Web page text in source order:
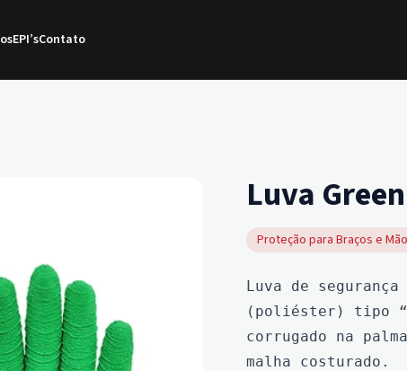
EPI’sContato
Luva
Proteção para Braços e
Luva de
(poliéster) tipo
corrugado na
malha costurado.